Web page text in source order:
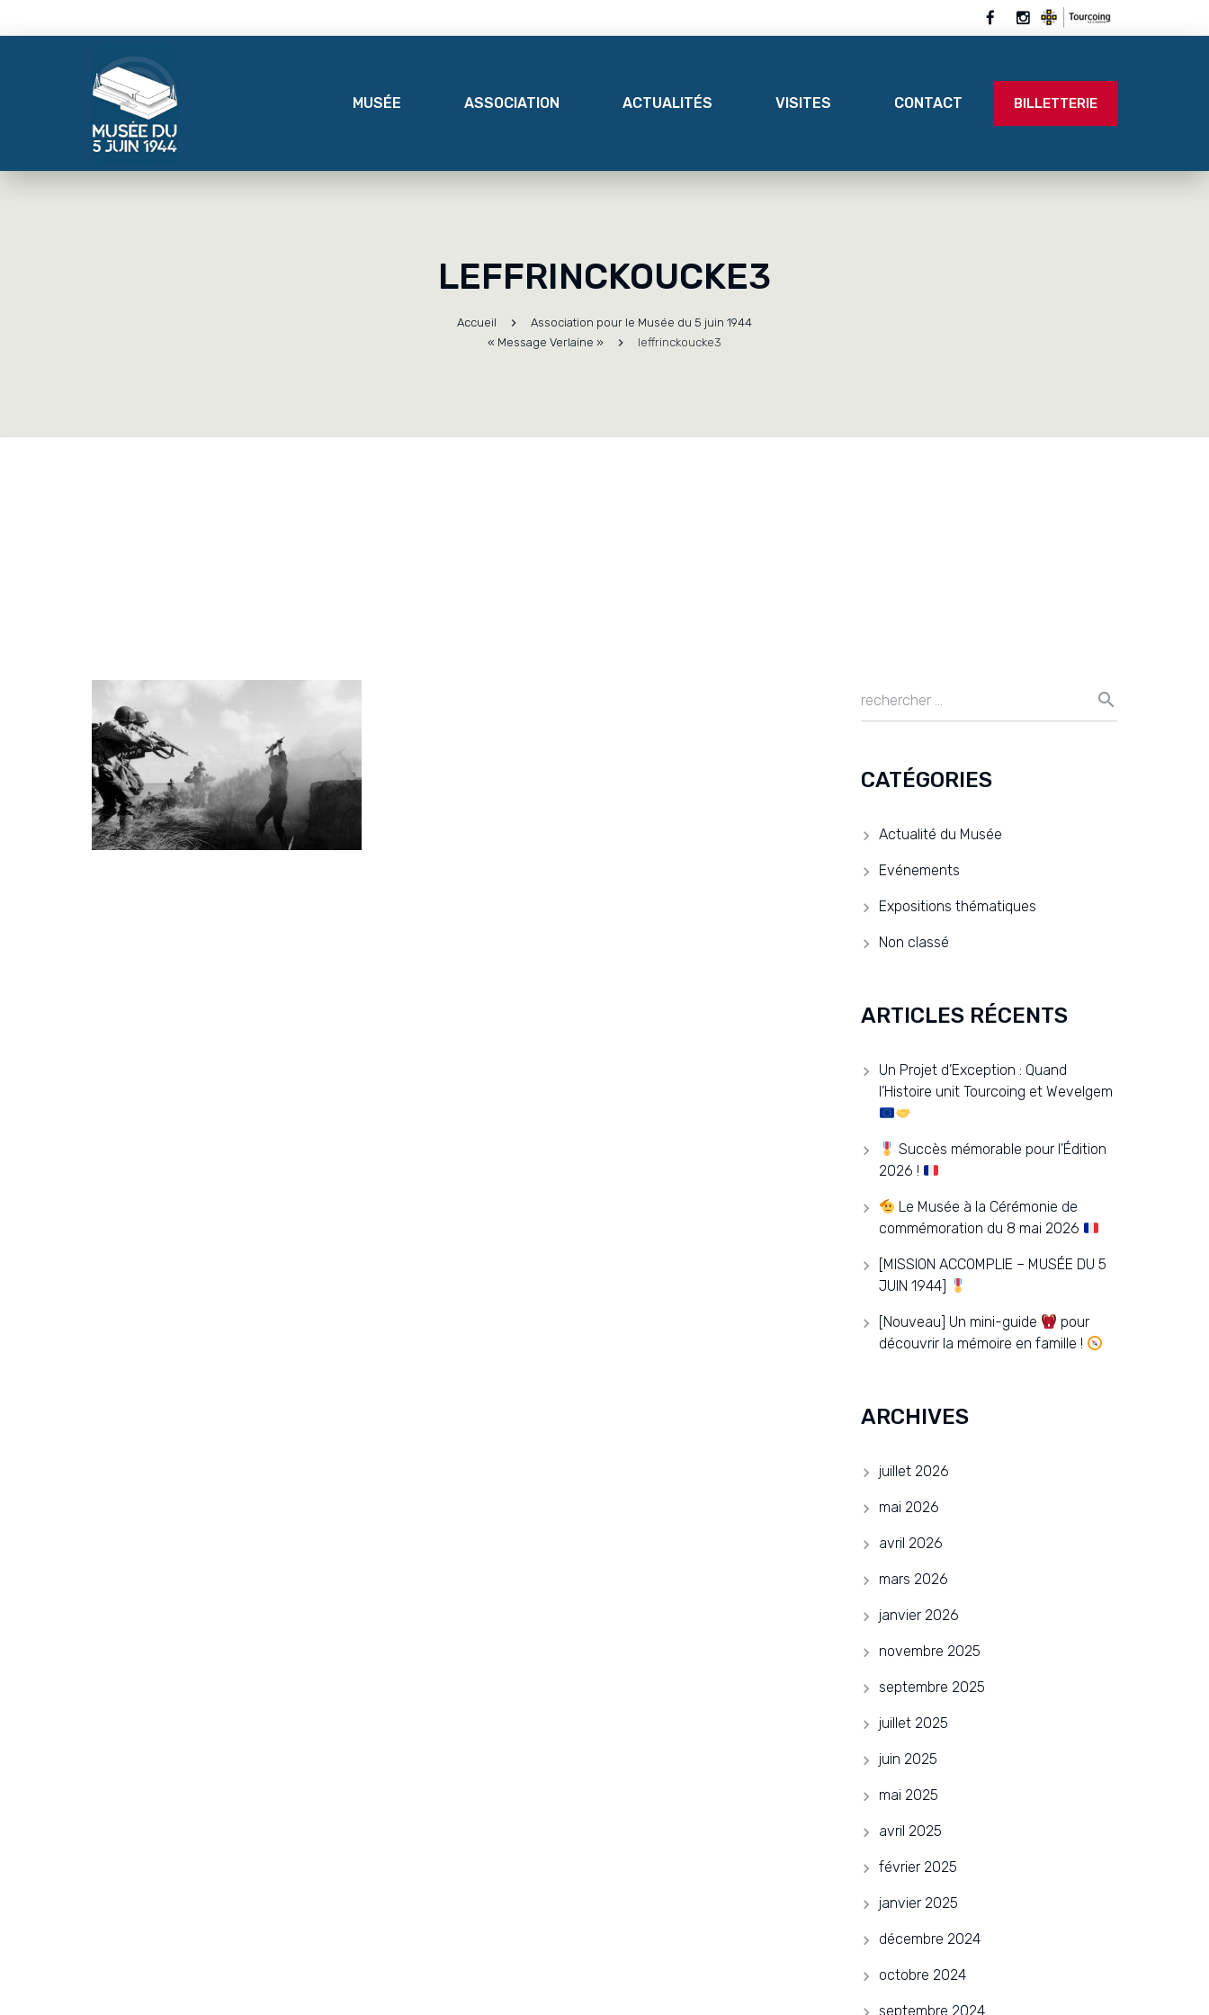
MUSÉE ASSOCIATION ACTUALITÉS VISITES CONTACT BILLETTERIE
LEFFRINCKOUCKE3
Accueil
Association pour le Musée du 5 juin 1944
« Message Verlaine »
leffrinckoucke3
CATÉGORIES
Actualité du Musée
Evénements
Expositions thématiques
Non classé
ARTICLES RÉCENTS
Un Projet d’Exception : Quand
l’Histoire unit Tourcoing et Wevelgem
Succès mémorable pour l’Édition
2026 !
Le Musée à la Cérémonie de
commémoration du 8 mai 2026
[MISSION ACCOMPLIE – MUSÉE DU 5
JUIN 1944]
[Nouveau] Un mini-guide
pour
découvrir la mémoire en famille !
ARCHIVES
juillet 2026
mai 2026
avril 2026
mars 2026
janvier 2026
novembre 2025
septembre 2025
juillet 2025
juin 2025
mai 2025
avril 2025
février 2025
janvier 2025
décembre 2024
octobre 2024
septembre 2024